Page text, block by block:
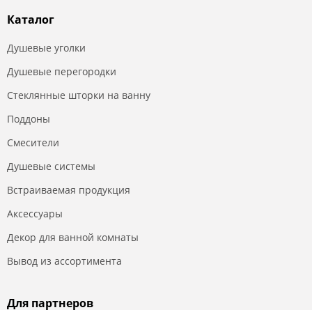
Каталог
Душевые уголки
Душевые перегородки
Стеклянные шторки на ванну
Поддоны
Смесители
Душевые системы
Встраиваемая продукция
Аксессуары
Декор для ванной комнаты
Вывод из ассортимента
Для партнеров